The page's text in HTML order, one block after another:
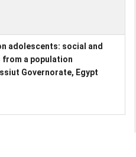
adolescents: social and
a population
Governorate, Egypt